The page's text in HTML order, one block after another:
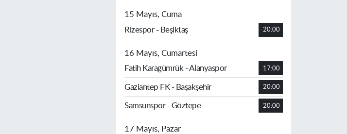
15 Mayıs, Cuma
Rizespor - Beşiktaş
20:00
16 Mayıs, Cumartesi
Fatih Karagümrük - Alanyaspor
17:00
Gaziantep FK - Başakşehir 20:00
Samsunspor - Göztepe 20:00
17 Mayıs, Pazar